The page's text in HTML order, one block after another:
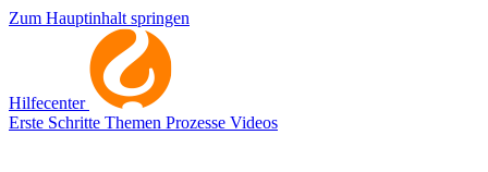
Zum Hauptinhalt springen
Hilfecenter
Erste Schritte Themen Prozesse Videos